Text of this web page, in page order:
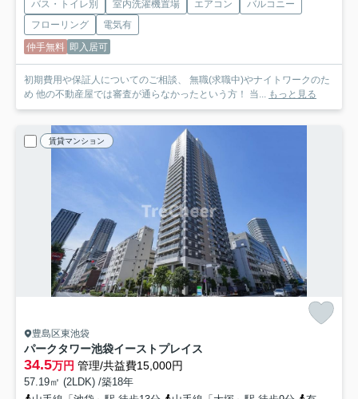
バス・トイレ別 室内洗濯機置場 エアコン
バルコニー
フローリング
電気有
仲手無料 即入居可
初期費用や保証人についてのご相談、 無職(求職中)やナイトワークのた
め 他の不動産屋では審査が通らなかったという方！ 当... もっと見る
賃貸マンション
豊島区東池袋
パークタワー池袋イーストプレイス
34.5万円 管理/共益費15,000円
57.19㎡ (2LDK) /築18年